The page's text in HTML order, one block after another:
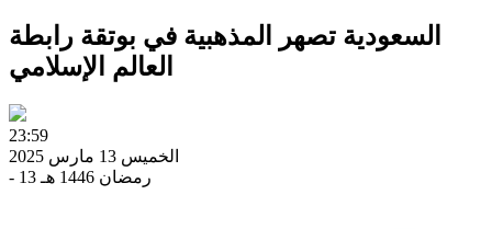
السعودية تصهر المذهبية في بوتقة رابطة
العالم الإسلامي
23:59
الخميس 13 مارس 2025
- 13 رمضان 1446 هـ